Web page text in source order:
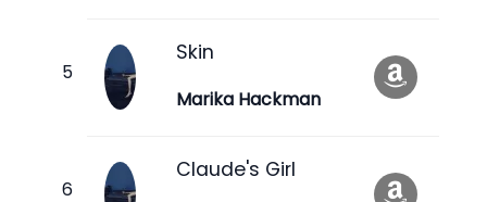
Skin
Marika Hackman
Claude's Girl